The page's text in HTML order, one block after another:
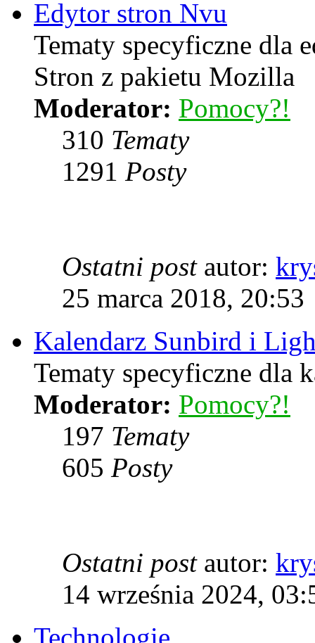
Edytor stron Nvu
Tematy specyficzne dla
Stron z pakietu Mozilla
Moderator: Pomocy?!
310 Tematy
1291 Posty
Ostatni postautor:
25 marca 2018, 20:53
Kalendarz Sunbird i
Tematy specyficzne dla
Moderator: Pomocy?!
197 Tematy
605 Posty
Ostatni postautor:
14 września 2024,